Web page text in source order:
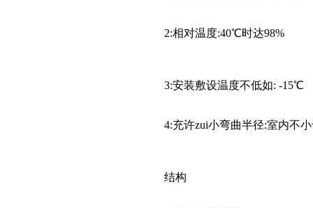
2:相对温度:40℃时达98%
3:安装敷设温度不低如: -15℃
4:充许zui小弯曲半径:室内不
结构